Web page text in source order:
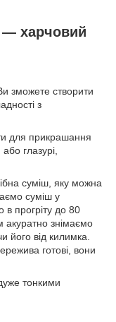
— харчовий
зможете створити
з
для прикрашання
глазурі,
суміш, яку можна
суміш у
в прогріту до 80
акуратно знімаємо
його від килимка.
готові, вони
тонкими